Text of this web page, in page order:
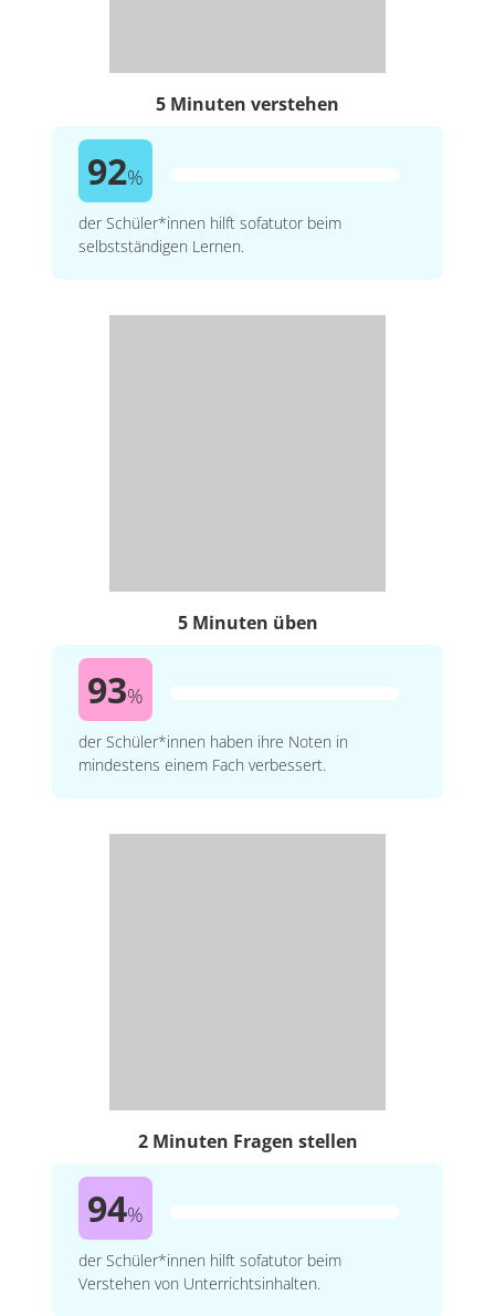
5 Minuten verstehen
92%
der Schüler*innen hilft sofatutor beim
selbstständigen Lernen.
5 Minuten üben
93%
der Schüler*innen haben ihre Noten in
mindestens einem Fach verbessert.
2 Minuten Fragen stellen
94%
der Schüler*innen hilft sofatutor beim
Verstehen von Unterrichtsinhalten.